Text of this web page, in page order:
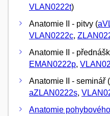
VLAN0222t)
Anatomie II - pitvy (
VLAN0222c,
Anatomie II -
EMAN0222p,
Anatomie II - seminář (
aZLAN0222s,
Anatomie